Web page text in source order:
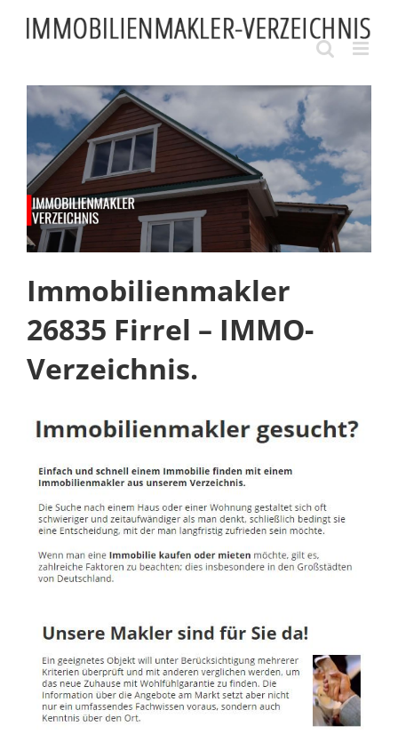
content
Immobilienmakler
26835 Firrel – IMMO-
Verzeichnis.